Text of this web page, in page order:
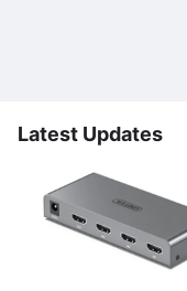
Latest Updates